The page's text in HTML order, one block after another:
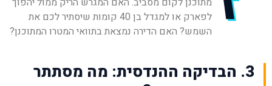
לפארק או למגדל בן 40 קומות שיסתיר לכם את
השמש? האם הדירה נמצאת בתוואי המטרו המתוכנן?
3. הבדיקה ההנדסית: מה מסתתר